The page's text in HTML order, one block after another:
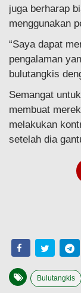
juga berharap
menggunakan
“Saya dapat
pengalaman
bulutangkis
Semangat
membuat
melakukan
setelah dia
Bulutangkis